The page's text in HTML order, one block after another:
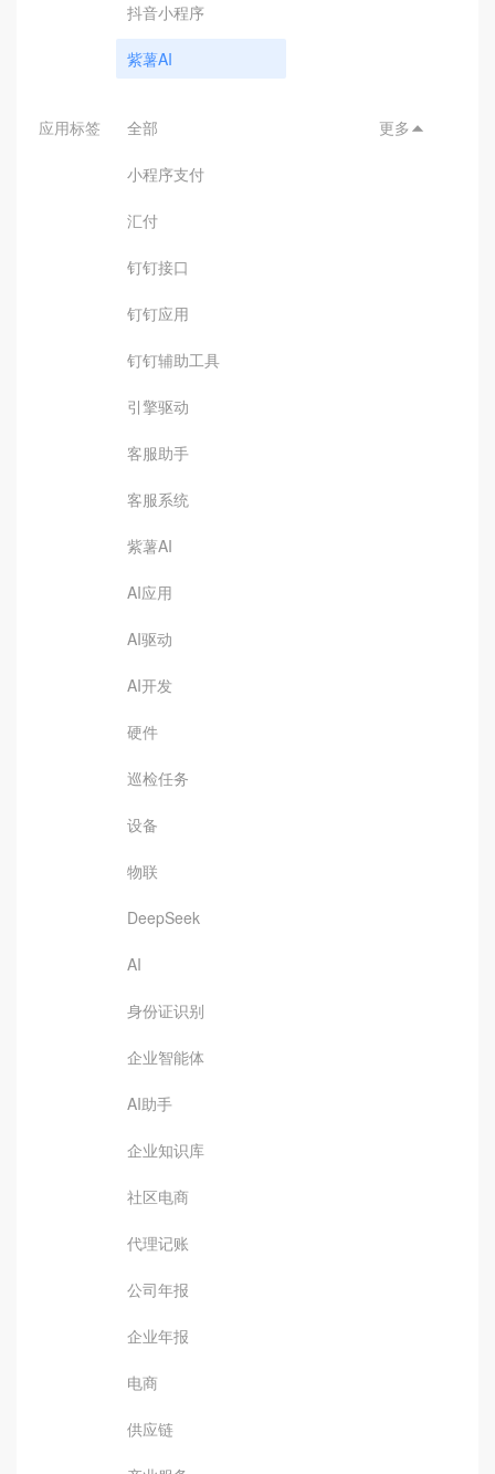
抖音小程序
紫薯AI
应用标签 全部
小程序支付
汇付
钉钉接口
钉钉应用
钉钉辅助工具
引擎驱动
客服助手
客服系统
紫薯AI
AI应用
AI驱动
AI开发
硬件
巡检任务
设备
物联
DeepSeek
AI
身份证识别
企业智能体
AI助手
企业知识库
社区电商
代理记账
公司年报
企业年报
电商
供应链
更多 